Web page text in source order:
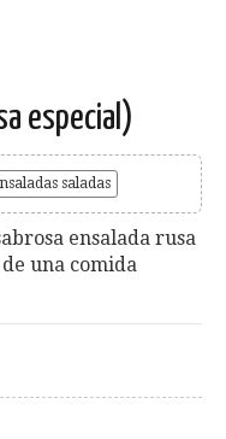
especial)
saladas
ensalada rusa
una comida